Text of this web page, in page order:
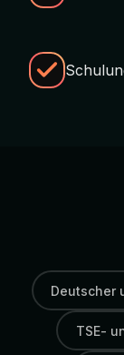
Deutscher
TSE-